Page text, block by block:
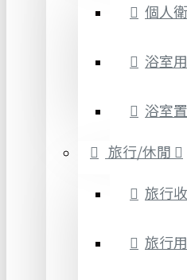
個人
浴室
浴室
旅行/休閒
旅行
旅行